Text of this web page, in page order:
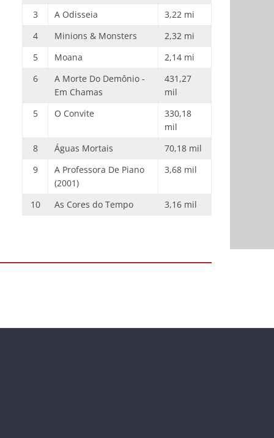
3 A Odisseia
3,22 mi
4
Minions & Monsters
2,32 mi
5
Moana
2,14 mi
6
A Morte Do Demônio -
Em Chamas
431,27
mil
5
O Convite
330,18
mil
8
Águas Mortais
70,18 mil
9
A Professora De Piano
(2001)
3,68 mil
10 As Cores do Tempo 3,16 mil